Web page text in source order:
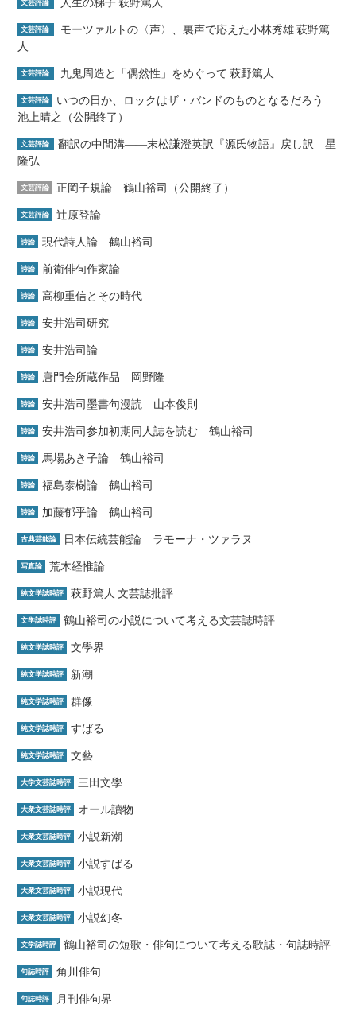
文芸評論
文芸評論
モーツァルトの〈声〉、裏声で応えた小林秀雄 萩野篤
人
文芸評論 九鬼周造と「偶然性」をめぐって 萩野篤人
文芸評論
いつの日か、ロックはザ・バンドのものとなるだろう
池上晴之（公開終了）
文芸評論
翻訳の中間溝――末松謙澄英訳『源氏物語』戻し訳 星
隆弘
文芸評論 正岡子規論 鶴山裕司（公開終了）
文芸評論 辻原登論
詩論 現代詩人論 鶴山裕司
詩論 前衛俳句作家論
詩論 高柳重信とその時代
詩論 安井浩司研究
詩論 安井浩司論
詩論 唐門会所蔵作品 岡野隆
詩論 安井浩司墨書句漫読 山本俊則
詩論 安井浩司参加初期同人誌を読む 鶴山裕司
詩論 馬場あき子論 鶴山裕司
詩論 福島泰樹論 鶴山裕司
詩論 加藤郁乎論 鶴山裕司
古典芸能論 日本伝統芸能論 ラモーナ・ツァラヌ
写真論 荒木経惟論
純文学誌時評 萩野篤人 文芸誌批評
文学誌時評 鶴山裕司の小説について考える文芸誌時評
純文学誌時評 文學界
純文学誌時評 新潮
純文学誌時評 群像
純文学誌時評 すばる
純文学誌時評 文藝
大学文芸誌時評 三田文學
大衆文芸誌時評 オール讀物
大衆文芸誌時評 小説新潮
大衆文芸誌時評 小説すばる
大衆文芸誌時評 小説現代
大衆文芸誌時評 小説幻冬
文学誌時評 鶴山裕司の短歌・俳句について考える歌誌・句誌時評
句誌時評 角川俳句
句誌時評 月刊俳句界